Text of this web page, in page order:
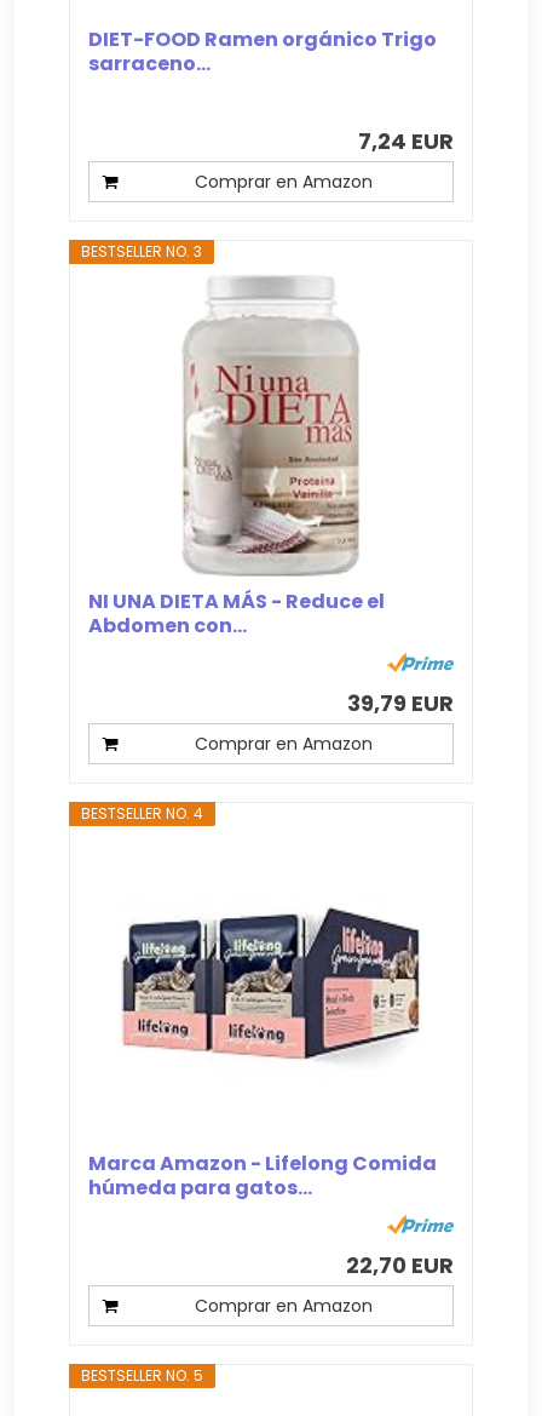
DIET-FOOD Ramen orgánico Trigo
sarraceno...
7,24 EUR
Comprar en Amazon
BESTSELLER NO. 3
NI UNA DIETA MÁS - Reduce el
Abdomen con...
39,79 EUR
Comprar en Amazon
BESTSELLER NO. 4
Marca Amazon - Lifelong Comida
húmeda para gatos...
22,70 EUR
Comprar en Amazon
BESTSELLER NO. 5